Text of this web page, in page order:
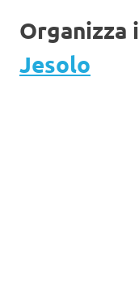
Organizza
Jesolo